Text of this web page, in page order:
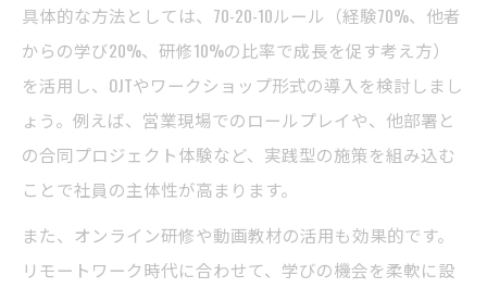
具体的な方法としては、70-20-10ルール（経験70%、他者
からの学び20%、研修10%の比率で成長を促す考え方）
を活用し、OJTやワークショップ形式の導入を検討しまし
ょう。例えば、営業現場でのロールプレイや、他部署と
の合同プロジェクト体験など、実践型の施策を組み込む
ことで社員の主体性が高まります。
また、オンライン研修や動画教材の活用も効果的です。
リモートワーク時代に合わせて、学びの機会を柔軟に設